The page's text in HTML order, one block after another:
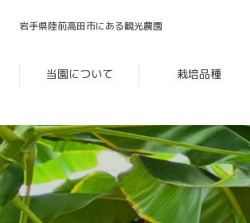
キ
ッ
プ
に
移
動
岩手県陸前高田市にある観光農園
当園について 栽培品種